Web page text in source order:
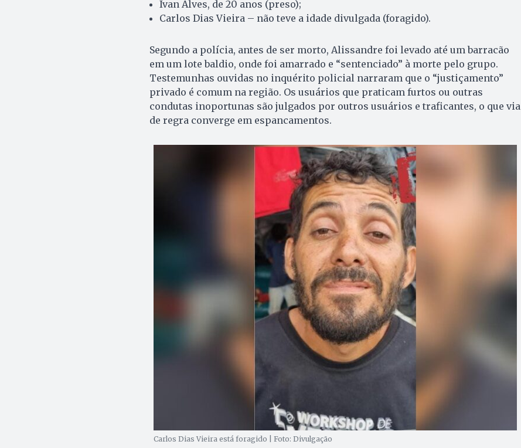
Ivan Alves, de 20 anos (preso);
Carlos Dias Vieira – não teve a idade divulgada (foragido).
Segundo a polícia, antes de ser morto, Alissandre foi levado até um barracão
em um lote baldio, onde foi amarrado e “sentenciado” à morte pelo grupo.
Testemunhas ouvidas no inquérito policial narraram que o “justiçamento”
privado é comum na região. Os usuários que praticam furtos ou outras
condutas inoportunas são julgados por outros usuários e traficantes, o que via
de regra converge em espancamentos.
Carlos Dias Vieira está foragido | Foto: Divulgação